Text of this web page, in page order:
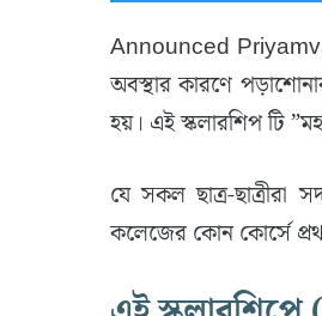
Announced
অবস্থার কারণে
হয়। এই স্কলারশিপ টি
যে সকল ছাত্র-ছাত্রীরা
কলেজের কোন কোর্সে